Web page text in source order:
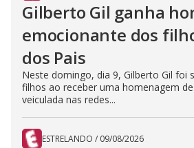
Gilberto Gil ganha
emocionante dos
dos Pais
Neste domingo, dia 9, Gilberto Gil foi
filhos ao receber uma homenagem
veiculada nas redes...
ESTRELANDO / 09/08/2026